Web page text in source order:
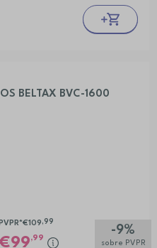
BELTAX BVC-1600
-9%
sobre PVPR
€109 ,99
99,99